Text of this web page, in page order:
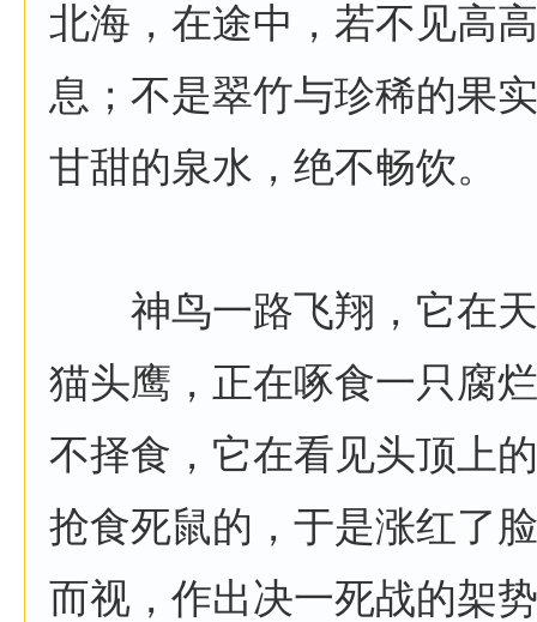
北海，在途中，若不见高
息；不是翠竹与珍稀的果
甘甜的泉水，绝不畅饮。
神鸟一路飞翔，它在天
猫头鹰，正在啄食一只腐
不择食，它在看见头顶上
抢食死鼠的，于是涨红了
而视，作出决一死战的架